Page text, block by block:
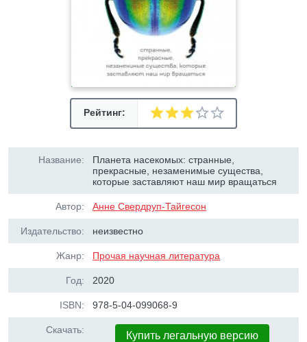
Рейтинг:
Название:
Планета насекомых: странные,
прекрасные, незаменимые существа,
которые заставляют наш мир вращаться
Автор: Анне Свердруп-Тайгесон
Издательство: неизвестно
Жанр: Прочая научная литература
Год: 2020
ISBN: 978-5-04-099068-9
Скачать: Купить легальную версию